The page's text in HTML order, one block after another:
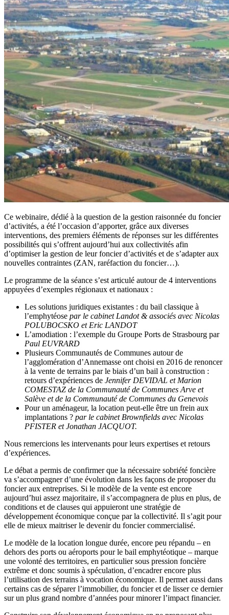
Ce webinaire, dédié à la question de la gestion raisonnée du foncier
d’activités, a été l’occasion d’apporter, grâce aux diverses
interventions, des premiers éléments de réponses sur les différentes
possibilités qui s’offrent aujourd’hui aux collectivités afin
d’optimiser la gestion de leur foncier d’activités et de s’adapter aux
nouvelles contraintes (ZAN, raréfaction du foncier…).
Le programme de la séance s’est articulé autour de 4 interventions
appuyées d’exemples régionaux et nationaux :
Les solutions juridiques existantes : du bail classique à
l’emphytéose par le cabinet Landot & associés avec Nicolas
POLUBOCSKO et Eric LANDOT
L’amodiation : l’exemple du Groupe Ports de Strasbourg par
Paul EUVRARD
Plusieurs Communautés de Communes autour de
l’agglomération d’Annemasse ont choisi en 2016 de renoncer
à la vente de terrains par le biais d’un bail à construction :
retours d’expériences de Jennifer DEVIDAL et Marion
COMESTAZ de la Communauté de Communes Arve et
Salève et de la Communauté de Communes du Genevois
Pour un aménageur, la location peut-elle être un frein aux
implantations ? par le cabinet Brownfields avec Nicolas
PFISTER et Jonathan JACQUOT.
Nous remercions les intervenants pour leurs expertises et retours
d’expériences.
Le débat a permis de confirmer que la nécessaire sobriété foncière
va s’accompagner d’une évolution dans les façons de proposer du
foncier aux entreprises. Si le modèle de la vente est encore
aujourd’hui assez majoritaire, il s’accompagnera de plus en plus, de
conditions et de clauses qui appuieront une stratégie de
développement économique conçue par la collectivité. Il s’agit pour
elle de mieux maitriser le devenir du foncier commercialisé.
Le modèle de la location longue durée, encore peu répandu – en
dehors des ports ou aéroports pour le bail emphytéotique – marque
une volonté des territoires, en particulier sous pression foncière
extrême et donc soumis à spéculation, d’encadrer encore plus
l’utilisation des terrains à vocation économique. Il permet aussi dans
certains cas de séparer l’immobilier, du foncier et de lisser ce dernier
sur un plus grand nombre d’années pour minorer l’impact financier.